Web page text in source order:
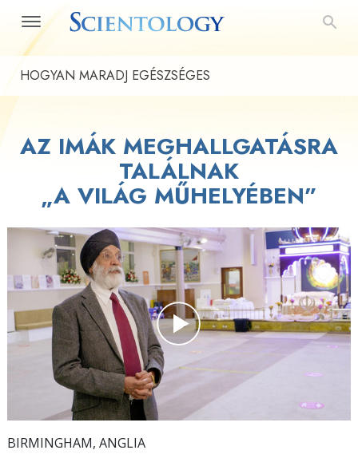
HOGYAN MARADJ EGÉSZSÉGES
AZ IMÁK MEGHALLGATÁSRA
TALÁLNAK
„A VILÁG MŰHELYÉBEN”
Play
Video
BIRMINGHAM, ANGLIA